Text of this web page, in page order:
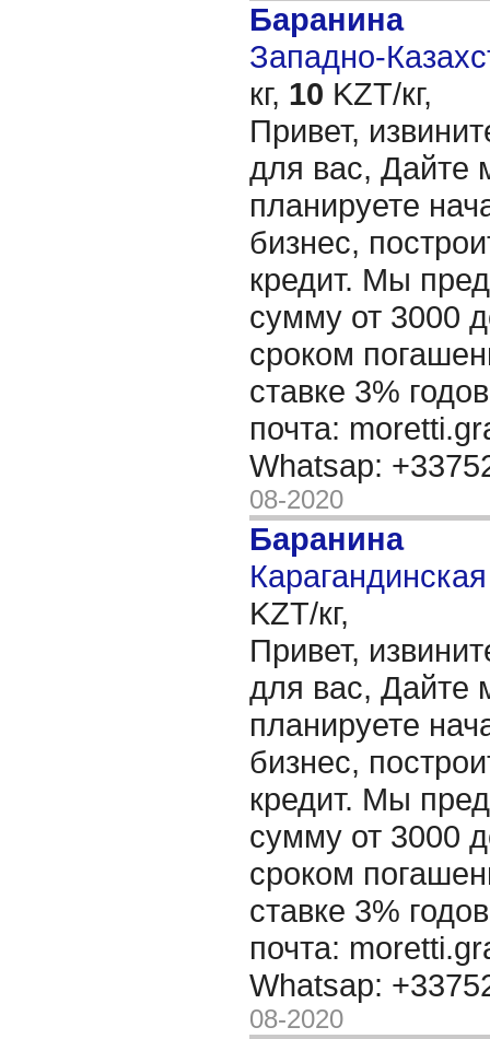
Баранина
Западно-
кг, 10 KZT/кг,
Привет,
для вас, Дайте
планируете
бизнес,
кредит. Мы
сумму от 3000
сроком
ставке 3%
почта:
Whatsap:
08-2020
Баранина
KZT/кг,
Привет,
для вас, Дайте
планируете
бизнес,
кредит. Мы
сумму от 3000
сроком
ставке 3%
почта:
Whatsap:
08-2020